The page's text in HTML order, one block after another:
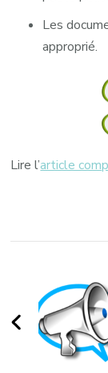
Les
approprié. ​
Lire l’article
d'article